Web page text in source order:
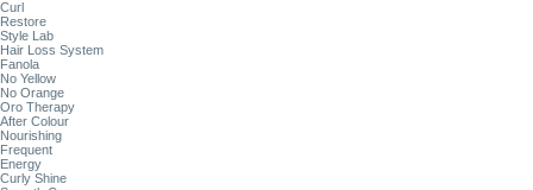
Curl
Restore
Style Lab
Hair Loss System
Fanola
No Yellow
No Orange
Oro Therapy
After Colour
Nourishing
Frequent
Energy
Curly Shine